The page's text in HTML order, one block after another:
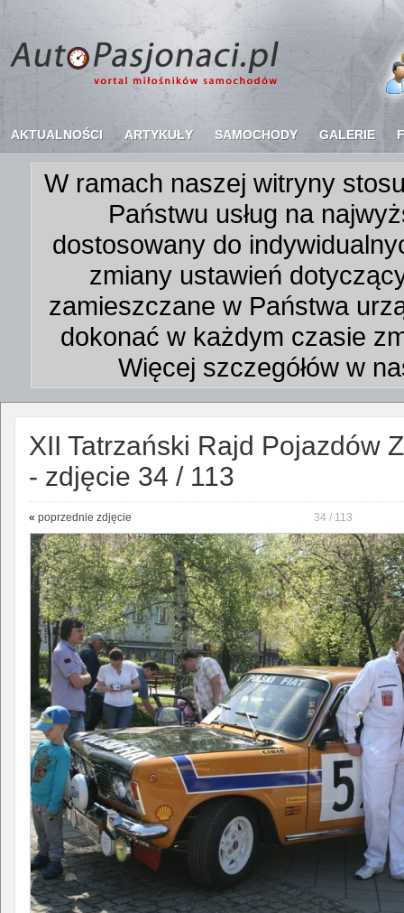
AKTUALNOŚCI ARTYKUŁY SAMOCHODY GALERIE
W ramach naszej witryny
Państwu usług na
dostosowany do
zmiany ustawień
zamieszczane w Państwa
dokonać w każdym czasie
Więcej szczegółów w
XII Tatrzański Rajd Pojazdów
- zdjęcie 34 / 113
« poprzednie zdjęcie 34 / 113